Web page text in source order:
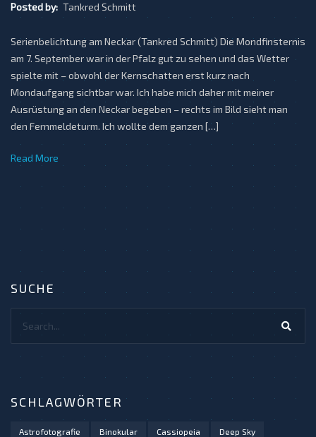
Posted by: Tankred Schmitt
Serienbelichtung am Neckar (Tankred Schmitt) Die Mondfinsternis
am 7. September war in der Pfalz gut zu sehen und das Wetter
spielte mit – obwohl der Kernschatten erst kurz nach
Mondaufgang sichtbar war. Ich habe mich daher mit meiner
Ausrüstung an den Neckar begeben – rechts im Bild sieht man
den Fernmeldeturm. Ich wollte dem ganzen […]
Read More
SUCHE
Search...
SCHLAGWÖRTER
Astrofotografie Binokular Cassiopeia Deep Sky